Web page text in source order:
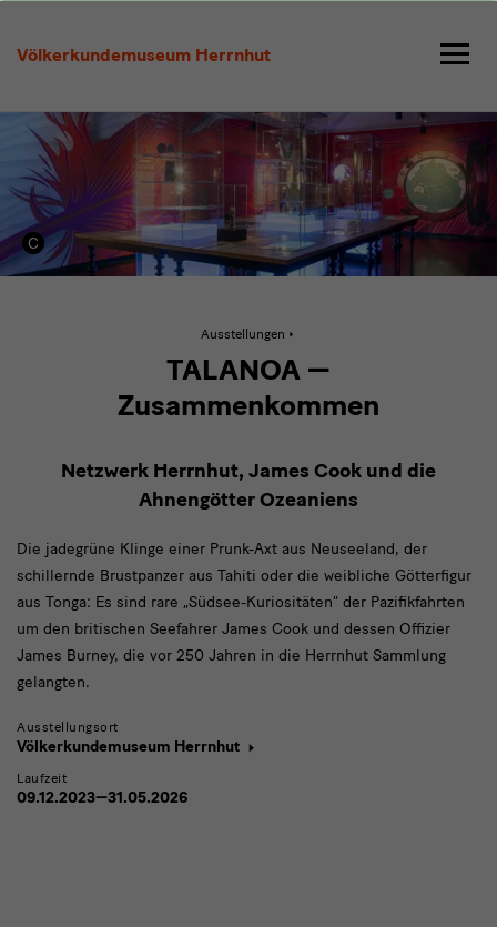
Völkerkundemuseum Herrnhut
—
Zusammenkommen
Ausstellungen
—
TALANOA —
Zusammenkommen
Netzwerk Herrnhut, James Cook und die
Ahnengötter Ozeaniens
Die jadegrüne Klinge einer Prunk-Axt aus Neuseeland, der
schillernde Brustpanzer aus Tahiti oder die weibliche Götterfigur
aus Tonga: Es sind rare „Südsee-Kuriositäten“ der Pazifikfahrten
um den britischen Seefahrer James Cook und dessen Offizier
James Burney, die vor 250 Jahren in die Herrnhut Sammlung
gelangten.
Ausstellungsort
Völkerkundemuseum Herrnhut
Laufzeit
09.12.2023—31.05.2026